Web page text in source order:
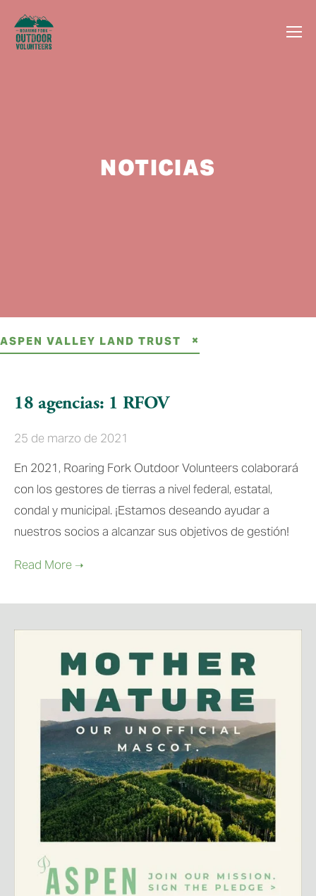
NOTICIAS
ASPEN VALLEY LAND TRUST
18 agencias: 1 RFOV
25 de marzo de 2021
En 2021, Roaring Fork Outdoor Volunteers colaborará
con los gestores de tierras a nivel federal, estatal,
condal y municipal. ¡Estamos deseando ayudar a
nuestros socios a alcanzar sus objetivos de gestión!